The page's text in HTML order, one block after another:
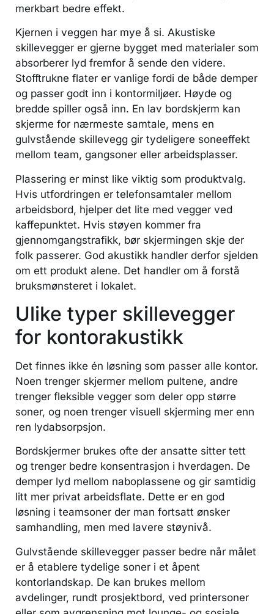
merkbart bedre effekt.
Kjernen i veggen har mye å si. Akustiske
skillevegger er gjerne bygget med materialer som
absorberer lyd fremfor å sende den videre.
Stofftrukne flater er vanlige fordi de både demper
og passer godt inn i kontormiljøer. Høyde og
bredde spiller også inn. En lav bordskjerm kan
skjerme for nærmeste samtale, mens en
gulvstående skillevegg gir tydeligere soneeffekt
mellom team, gangsoner eller arbeidsplasser.
Plassering er minst like viktig som produktvalg.
Hvis utfordringen er telefonsamtaler mellom
arbeidsbord, hjelper det lite med vegger ved
kaffepunktet. Hvis støyen kommer fra
gjennomgangstrafikk, bør skjermingen skje der
folk passerer. God akustikk handler derfor sjelden
om ett produkt alene. Det handler om å forstå
bruksmønsteret i lokalet.
Ulike typer skillevegger
for kontorakustikk
Det finnes ikke én løsning som passer alle kontor.
Noen trenger skjermer mellom pultene, andre
trenger fleksible vegger som deler opp større
soner, og noen trenger visuell skjerming mer enn
ren lydabsorpsjon.
Bordskjermer brukes ofte der ansatte sitter tett
og trenger bedre konsentrasjon i hverdagen. De
demper lyd mellom naboplassene og gir samtidig
litt mer privat arbeidsflate. Dette er en god
løsning i teamsoner der man fortsatt ønsker
samhandling, men med lavere støynivå.
Gulvstående skillevegger passer bedre når målet
er å etablere tydelige soner i et åpent
kontorlandskap. De kan brukes mellom
avdelinger, rundt prosjektbord, ved printersoner